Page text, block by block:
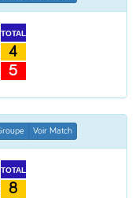
TOTAL
4
5
Voir Match
TOTAL
8